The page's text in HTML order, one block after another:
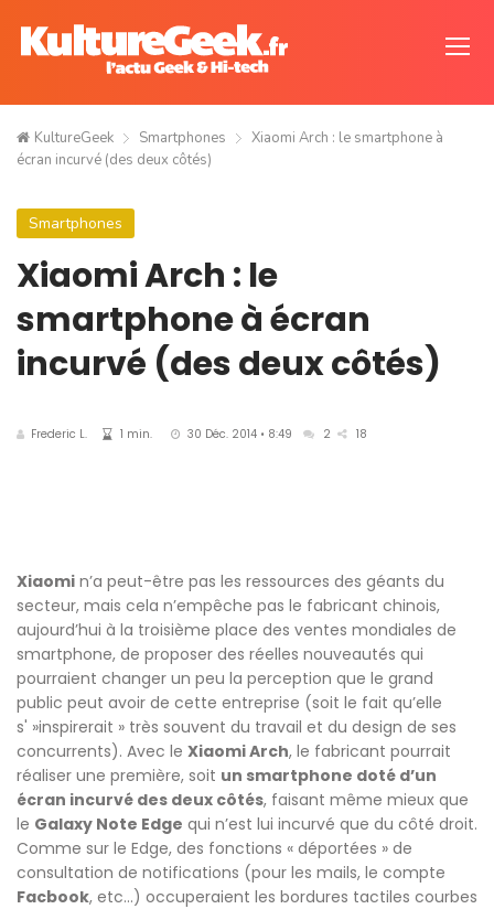
KultureGeek Smartphones
Xiaomi Arch : le smartphone à
écran incurvé (des deux côtés)
Smartphones
Xiaomi Arch : le
smartphone à écran
incurvé (des deux côtés)
Frederic L. 1 min. 30 Déc. 2014 • 8:49 2 18
Xiaomi n’a peut-être pas les ressources des géants du
secteur, mais cela n’empêche pas le fabricant chinois,
aujourd’hui à la troisième place des ventes mondiales de
smartphone, de proposer des réelles nouveautés qui
pourraient changer un peu la perception que le grand
public peut avoir de cette entreprise (soit le fait qu’elle
s' »inspirerait » très souvent du travail et du design de ses
concurrents). Avec le Xiaomi Arch, le fabricant pourrait
réaliser une première, soit un smartphone doté d’un
écran incurvé des deux côtés, faisant même mieux que
le Galaxy Note Edge qui n’est lui incurvé que du côté droit.
Comme sur le Edge, des fonctions « déportées » de
consultation de notifications (pour les mails, le compte
Facbook, etc…) occuperaient les bordures tactiles courbes